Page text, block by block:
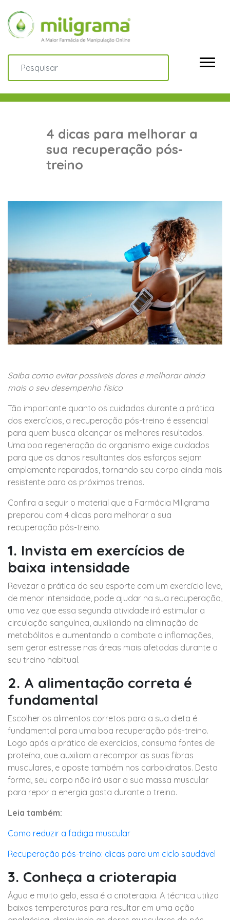
4 dicas para melhorar a
sua recuperação pós-
treino
Saiba como evitar possíveis dores e melhorar ainda
mais o seu desempenho físico
Tão importante quanto os cuidados durante a prática
dos exercícios, a recuperação pós-treino é essencial
para quem busca alcançar os melhores resultados.
Uma boa regeneração do organismo exige cuidados
para que os danos resultantes dos esforços sejam
amplamente reparados, tornando seu corpo ainda mais
resistente para os próximos treinos.
Confira a seguir o material que a Farmácia Miligrama
preparou com 4 dicas para melhorar a sua
recuperação pós-treino.
1. Invista em exercícios de
baixa intensidade
Revezar a prática do seu esporte com um exercício leve,
de menor intensidade, pode ajudar na sua recuperação,
uma vez que essa segunda atividade irá estimular a
circulação sanguínea, auxiliando na eliminação de
metabólitos e aumentando o combate a inflamações,
sem gerar estresse nas áreas mais afetadas durante o
seu treino habitual.
2. A alimentação correta é
fundamental
Escolher os alimentos corretos para a sua dieta é
fundamental para uma boa recuperação pós-treino.
Logo após a prática de exercícios, consuma fontes de
proteína, que auxiliam a recompor as suas fibras
musculares, e aposte também nos carboidratos. Desta
forma, seu corpo não irá usar a sua massa muscular
para repor a energia gasta durante o treino.
Leia também:
Como reduzir a fadiga muscular
Recuperação pós-treino: dicas para um ciclo saudável
3. Conheça a crioterapia
Água e muito gelo, essa é a crioterapia. A técnica utiliza
baixas temperaturas para resultar em uma ação